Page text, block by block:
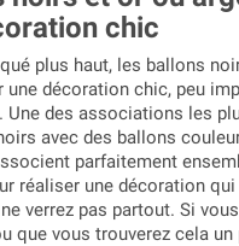
chic
plus haut, les ballons
une décoration chic, peu
Une des associations les
avec des ballons
parfaitement
réaliser une décoration
verrez pas partout. Si
que vous trouverez cela un